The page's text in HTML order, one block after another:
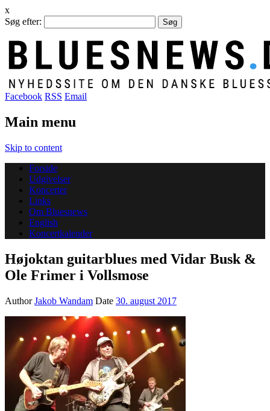
x
Søg efter:
Facebook RSS Email
Main menu
Skip to content
Forside
Udgivelser
Koncerter
Links
Om Bluesnews
English
Koncertkalender
Højoktan guitarblues med Vidar Busk &
Ole Frimer i Vollsmose
AuthorJakob Wandam Date 30. august 2017